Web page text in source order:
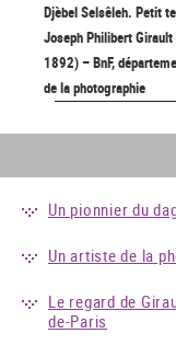
Djèbel Selsêleh. Petit
Joseph Philibert
1892) – BnF,
de la photographie
Un pionnier du
Un artiste de la
Le regard de
de-Paris